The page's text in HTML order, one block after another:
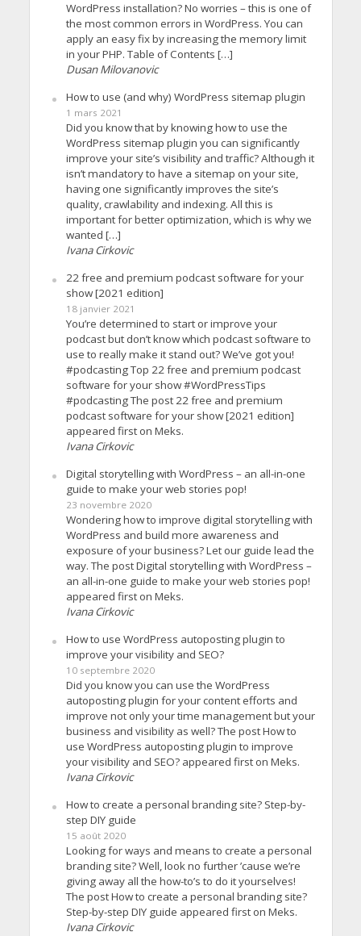
WordPress installation? No worries – this is one of
the most common errors in WordPress. You can
apply an easy fix by increasing the memory limit
in your PHP. Table of Contents […]
Dusan Milovanovic
How to use (and why) WordPress sitemap plugin
1 mars 2021
Did you know that by knowing how to use the
WordPress sitemap plugin you can significantly
improve your site’s visibility and traffic? Although it
isn’t mandatory to have a sitemap on your site,
having one significantly improves the site’s
quality, crawlability and indexing. All this is
important for better optimization, which is why we
wanted […]
Ivana Cirkovic
22 free and premium podcast software for your
show [2021 edition]
18 janvier 2021
You’re determined to start or improve your
podcast but don’t know which podcast software to
use to really make it stand out? We’ve got you!
#podcasting Top 22 free and premium podcast
software for your show #WordPressTips
#podcasting The post 22 free and premium
podcast software for your show [2021 edition]
appeared first on Meks.
Ivana Cirkovic
Digital storytelling with WordPress – an all-in-one
guide to make your web stories pop!
23 novembre 2020
Wondering how to improve digital storytelling with
WordPress and build more awareness and
exposure of your business? Let our guide lead the
way. The post Digital storytelling with WordPress –
an all-in-one guide to make your web stories pop!
appeared first on Meks.
Ivana Cirkovic
How to use WordPress autoposting plugin to
improve your visibility and SEO?
10 septembre 2020
Did you know you can use the WordPress
autoposting plugin for your content efforts and
improve not only your time management but your
business and visibility as well? The post How to
use WordPress autoposting plugin to improve
your visibility and SEO? appeared first on Meks.
Ivana Cirkovic
How to create a personal branding site? Step-by-
step DIY guide
15 août 2020
Looking for ways and means to create a personal
branding site? Well, look no further ’cause we’re
giving away all the how-to’s to do it yourselves!
The post How to create a personal branding site?
Step-by-step DIY guide appeared first on Meks.
Ivana Cirkovic